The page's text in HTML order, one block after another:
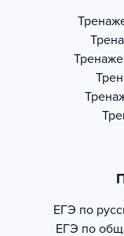
ЕГЭ по
ЕГЭ по